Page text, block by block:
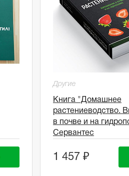
Другие
Книга "Домашнее
растениеводство.
в почве и на
Сервантес
1 457 ₽